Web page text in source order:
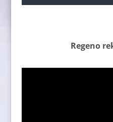
Regeno